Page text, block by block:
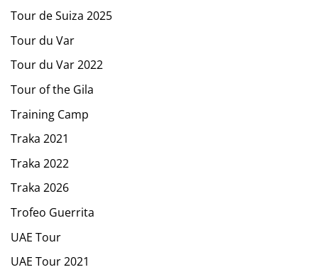
Tour de Suiza 2025
Tour du Var
Tour du Var 2022
Tour of the Gila
Training Camp
Traka 2021
Traka 2022
Traka 2026
Trofeo Guerrita
UAE Tour
UAE Tour 2021